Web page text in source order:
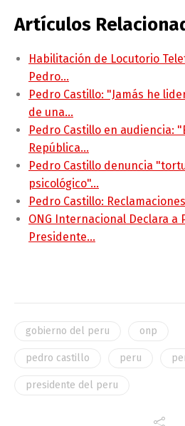
Artículos
Habilitación de Locutorio
Pedro…
Pedro Castillo: "Jamás he
de una…
Pedro Castillo en audiencia:
República…
Pedro Castillo denuncia
psicológico"…
Pedro Castillo:
ONG Internacional Declara a
Presidente…
gobierno del peru onp
pedro castillo peru
presidente del peru